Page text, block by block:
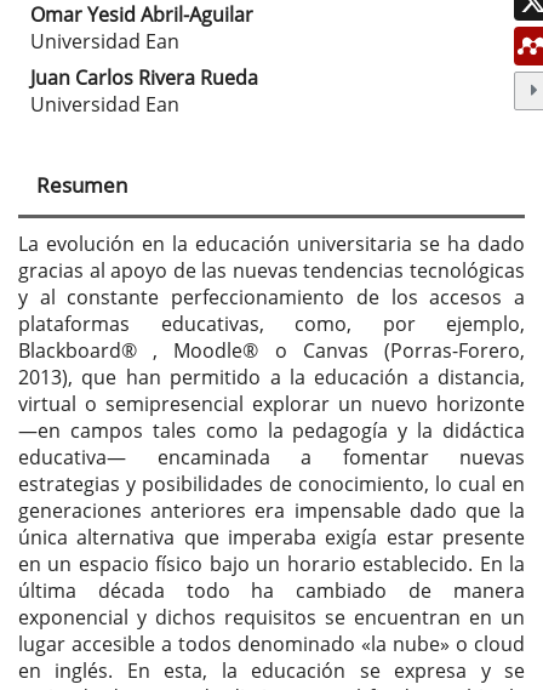
Contenido
principal
del
Omar Yesid Abril-Aguilar
Universidad Ean
Juan Carlos Rivera Rueda
Universidad Ean
Resumen
La evolución en la educación universitaria se ha dado
gracias al apoyo de las nuevas tendencias tecnológicas
y al constante perfeccionamiento de los accesos a
plataformas educativas, como, por ejemplo,
Blackboard® , Moodle® o Canvas (Porras-Forero,
2013), que han permitido a la educación a distancia,
virtual o semipresencial explorar un nuevo horizonte
—en campos tales como la pedagogía y la didáctica
educativa— encaminada a fomentar nuevas
estrategias y posibilidades de conocimiento, lo cual en
generaciones anteriores era impensable dado que la
única alternativa que imperaba exigía estar presente
en un espacio físico bajo un horario establecido. En la
última década todo ha cambiado de manera
exponencial y dichos requisitos se encuentran en un
lugar accesible a todos denominado «la nube» o cloud
en inglés. En esta, la educación se expresa y se